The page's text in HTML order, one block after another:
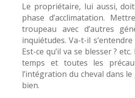
Le propriétaire, lui aussi,
phase d’acclimatation.
troupeau avec d’autres
inquiétudes. Va-t-il
Est-ce qu’il va se blesser ?
temps et toutes les
l’intégration du cheval dans
bien.